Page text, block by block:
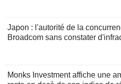
Japon : l'autorité de la
Broadcom sans constater
Monks Investment affiche une